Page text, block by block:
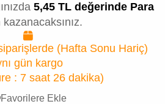
5,45 TL değerinde Para
kazanacaksınız.
(Hafta Sonu Hariç)
gün kargo
: 7 saat 26 dakika)
Favorilere Ekle